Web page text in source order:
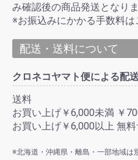
み確認後の商品発送となりま
※お振込みにかかる手数料は
配送・送料について
クロネコヤマト便による配送
送料
お買い上げ￥6,000未満 ￥
お買い上げ￥6,000以上 無
※北海道・沖縄県・離島・一部地域は